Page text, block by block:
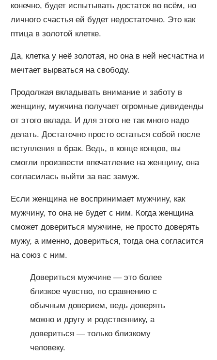
конечно, будет испытывать достаток во всём, но
личного счастья ей будет недостаточно. Это как
птица в золотой клетке.
Да, клетка у неё золотая, но она в ней несчастна и
мечтает вырваться на свободу.
Продолжая вкладывать внимание и заботу в
женщину, мужчина получает огромные дивиденды
от этого вклада. И для этого не так много надо
делать. Достаточно просто остаться собой после
вступления в брак. Ведь, в конце концов, вы
смогли произвести впечатление на женщину, она
согласилась выйти за вас замуж.
Если женщина не воспринимает мужчину, как
мужчину, то она не будет с ним. Когда женщина
сможет довериться мужчине, не просто доверять
мужу, а именно, довериться, тогда она согласится
на союз с ним.
Довериться мужчине — это более
близкое чувство, по сравнению с
обычным доверием, ведь доверять
можно и другу и родственнику, а
довериться — только близкому
человеку.